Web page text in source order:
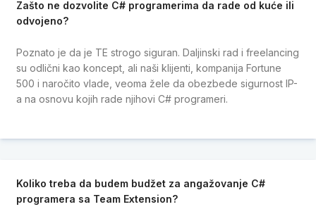
Zašto ne dozvolite C# programerima da rade od kuće ili
odvojeno?
Poznato je da je TE strogo siguran. Daljinski rad i freelancing
su odlični kao koncept, ali naši klijenti, kompanija Fortune
500 i naročito vlade, veoma žele da obezbede sigurnost IP-
a na osnovu kojih rade njihovi C# programeri.
Koliko treba da budem budžet za angažovanje C#
programera sa Team Extension?